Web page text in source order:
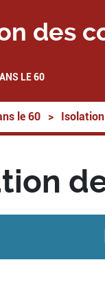
des
LE 60
le 60 >